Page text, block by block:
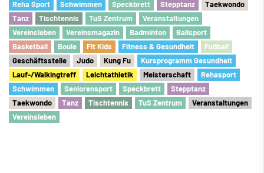
Reha Sport
Schwimmen Speckbrett Stepptanz
Taekwondo
Tanz
Tischtennis TuS Zentrum
Veranstaltungen
Vereinsleben
Vereinsmagazin Badminton
Ballsport
Basketball
Boule Fit Kids Fitness & Gesundheit Fußball
Geschäftsstelle
Judo Kung Fu
Kursprogramm Gesundheit
Lauf-/Walkingtreff
Leichtathletik Meisterschaft
Rehasport
Schwimmen
Seniorensport Speckbrett
Stepptanz
Taekwondo
Tanz Tischtennis TuS Zentrum
Veranstaltungen
Vereinsleben